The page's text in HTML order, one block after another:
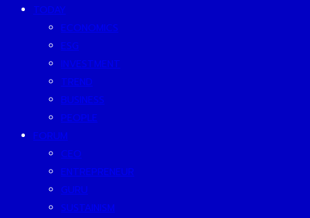
TODAY
ECONOMICS
ESG
INVESTMENT
TREND
BUSINESS
PEOPLE
FORUM
CEO
ENTREPRENEUR
GURU
SUSTAINISM